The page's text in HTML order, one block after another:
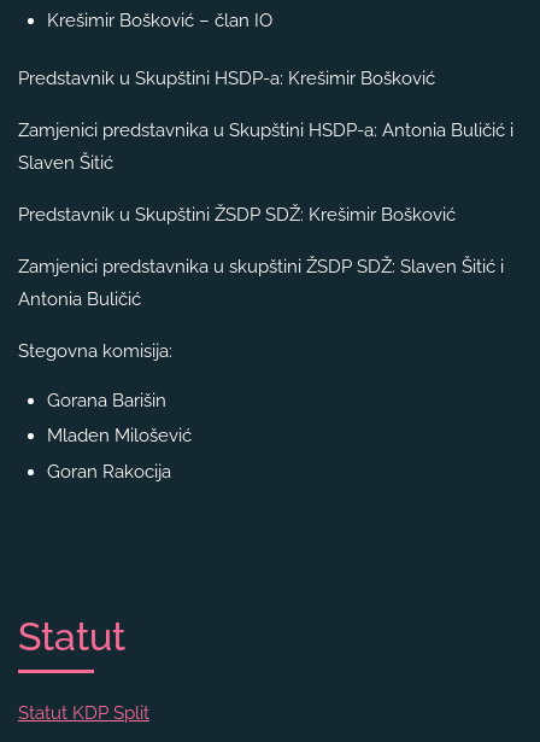
Krešimir Bošković – član IO
Predstavnik u Skupštini HSDP-a: Krešimir Bošković
Zamjenici predstavnika u Skupštini HSDP-a: Antonia Buličić i
Slaven Šitić
Predstavnik u Skupštini ŽSDP SDŽ: Krešimir Bošković
Zamjenici predstavnika u skupštini ŽSDP SDŽ: Slaven Šitić i
Antonia Buličić
Stegovna komisija:
Gorana Barišin
Mladen Milošević
Goran Rakocija
Statut
Statut KDP Split